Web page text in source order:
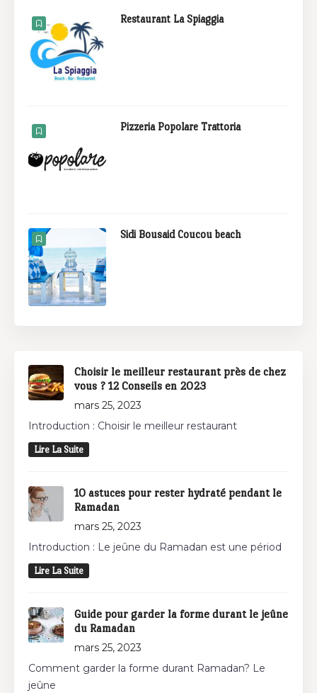
Restaurant La Spiaggia
Pizzeria Popolare Trattoria
Sidi Bousaid Coucou beach
Choisir le meilleur restaurant près de chez
vous ? 12 Conseils en 2023
mars 25, 2023
Introduction : Choisir le meilleur restaurant
Lire La Suite
10 astuces pour rester hydraté pendant le
Ramadan
mars 25, 2023
Introduction : Le jeûne du Ramadan est une périod
Lire La Suite
Guide pour garder la forme durant le jeûne
du Ramadan
mars 25, 2023
Comment garder la forme durant Ramadan? Le
jeûne